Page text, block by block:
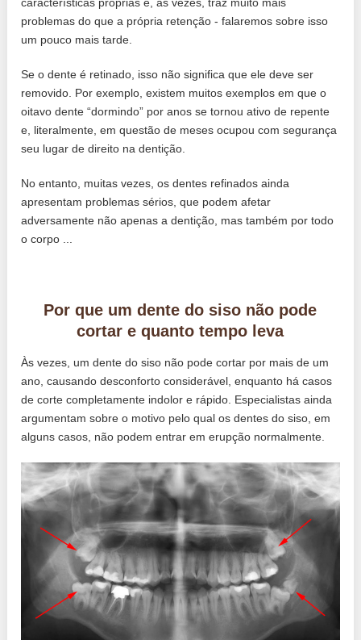
características próprias e, às vezes, traz muito mais
problemas do que a própria retenção - falaremos sobre isso
um pouco mais tarde.
Se o dente é retinado, isso não significa que ele deve ser
removido. Por exemplo, existem muitos exemplos em que o
oitavo dente “dormindo” por anos se tornou ativo de repente
e, literalmente, em questão de meses ocupou com segurança
seu lugar de direito na dentição.
No entanto, muitas vezes, os dentes refinados ainda
apresentam problemas sérios, que podem afetar
adversamente não apenas a dentição, mas também por todo
o corpo ...
Por que um dente do siso não pode
cortar e quanto tempo leva
Às vezes, um dente do siso não pode cortar por mais de um
ano, causando desconforto considerável, enquanto há casos
de corte completamente indolor e rápido. Especialistas ainda
argumentam sobre o motivo pelo qual os dentes do siso, em
alguns casos, não podem entrar em erupção normalmente.